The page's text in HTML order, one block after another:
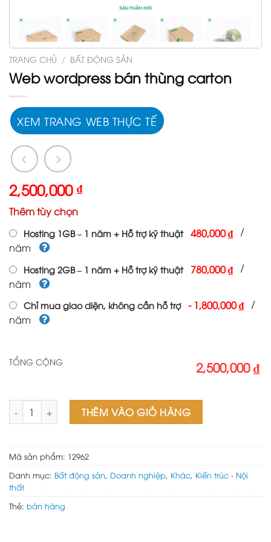
TRANG CHỦ / BẤT ĐỘNG SẢN
Web wordpress bán thùng carton
XEM TRANG WEB THỰC TẾ
2,500,000 ₫
Thêm tùy chọn
Hosting 1GB – 1 năm + Hỗ trợ kỹ thuật 480,000 ₫ /
năm
Hosting 2GB – 1 năm + Hỗ trợ kỹ thuật 780,000 ₫ /
năm
Chỉ mua giao diện, không cần hỗ trợ -1,800,000 ₫ /
năm
TỔNG CỘNG 2,500,000 ₫
Web wordpress bán thùng carton số lượng
THÊM VÀO GIỎ HÀNG
Mã sản phẩm: 12962
Danh mục: Bất động sản, Doanh nghiệp, Khác, Kiến trúc - Nội
thất
Thẻ: bán hàng